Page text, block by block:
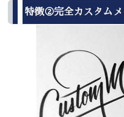
特徴②完全カスタムメ